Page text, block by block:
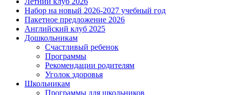
Набор на новый 2026-2027 учебный год
Пакетное предложение 2026
Английский клуб 2025
Дошкольникам
Счастливый ребенок
Программы
Рекомендации родителям
Уголок здоровья
Школьникам
Программы для школьников